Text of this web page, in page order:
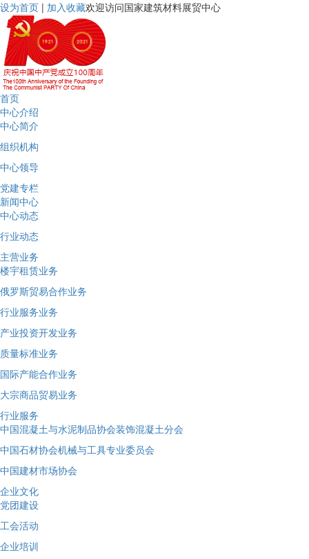
设为首页 | 加入收藏欢迎访问国家建筑材料展贸中心
首页
中心介绍
中心简介
组织机构
中心领导
党建专栏
新闻中心
中心动态
行业动态
主营业务
楼宇租赁业务
俄罗斯贸易合作业务
行业服务业务
产业投资开发业务
质量标准业务
国际产能合作业务
大宗商品贸易业务
行业服务
中国混凝土与水泥制品协会装饰混凝土分会
中国石材协会机械与工具专业委员会
中国建材市场协会
企业文化
党团建设
工会活动
企业培训